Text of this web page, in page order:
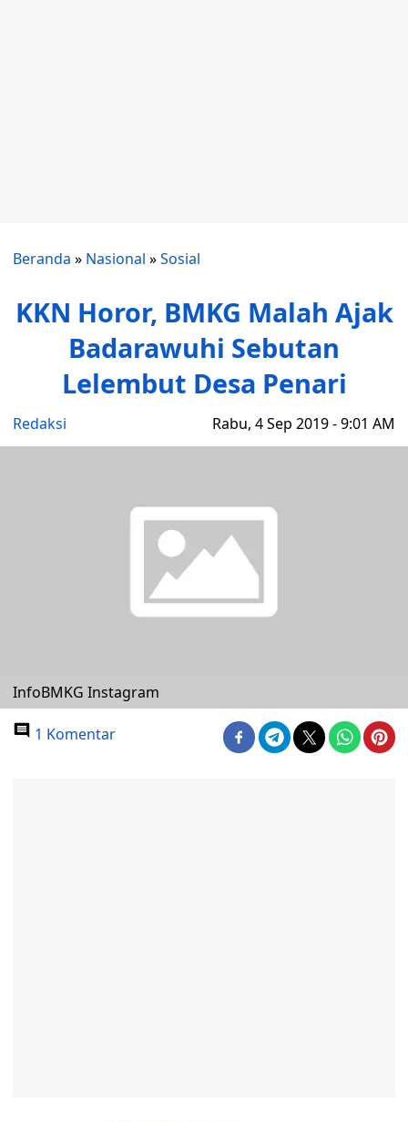
Beranda » Nasional »Sosial
KKN Horor, BMKG Malah Ajak
Badarawuhi Sebutan
Lelembut Desa Penari
Redaksi Rabu, 4 Sep 2019 - 9:01 AM
InfoBMKG Instagram
1 Komentar